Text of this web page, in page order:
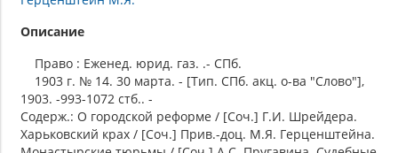
Описание
Право : Еженед. юрид. газ. .- СПб.
1903 г. № 14. 30 марта. - [Тип. СПб. акц. о-ва "Слово"],
1903. -993-1072 стб.. -
Содерж.: О городской реформе / [Соч.] Г.И. Шрейдера.
Харьковский крах / [Соч.] Прив.-доц. М.Я. Герценштейна.